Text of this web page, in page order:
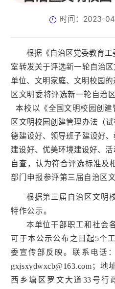
时间：2023-
根据《自治区党委教育工
室转发关于评选新一轮自治
单位、文明家庭、文明校园的
区文明委将评选新一轮自治
本校以《全国文明校园创
区文明校园创建管理办法（
德建设好、领导班子建设好
建设好、优美环境建设好、活
自查，认为符合评选标准及
部门申报参评第三届自治区
根据第三届自治区文明
特作公示。
本单位干部职工和社会
可于本公示公布之日起5个
委宣传部 反映。联系电话：
gxjsxydwxcb@163.com；地
西乡塘区罗文大道33号行